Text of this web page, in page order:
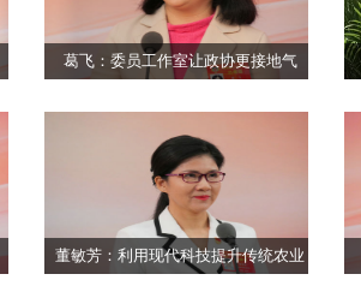
葛飞：委员工作室让政协更接地气
董敏芳：利用现代科技提升传统农业